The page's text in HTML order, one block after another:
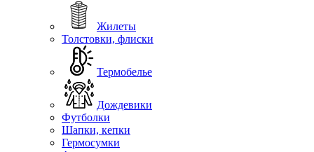
Жилеты
Толстовки, флиски
Термобелье
Дождевики
Футболки
Шапки, кепки
Гермосумки